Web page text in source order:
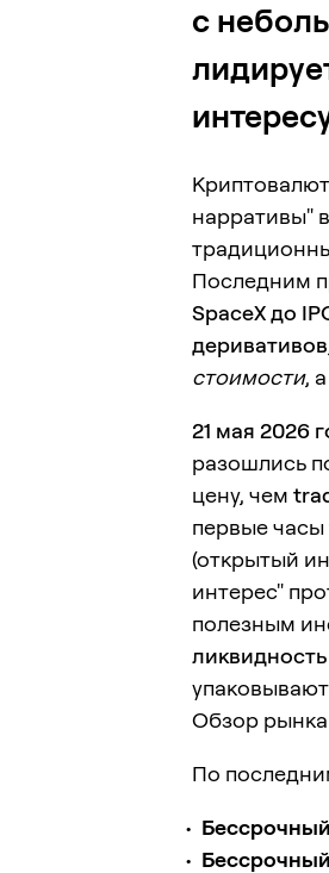
с
нарративы" в
Последним
SpaceX до
деривативов
стоимости,
21 мая 2026
разошлись
цену, чем
первые
(открытый
интерес"
полезным
ликвидность
Обзор рынка
По